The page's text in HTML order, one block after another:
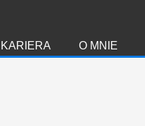
O MNIE
KARIERA